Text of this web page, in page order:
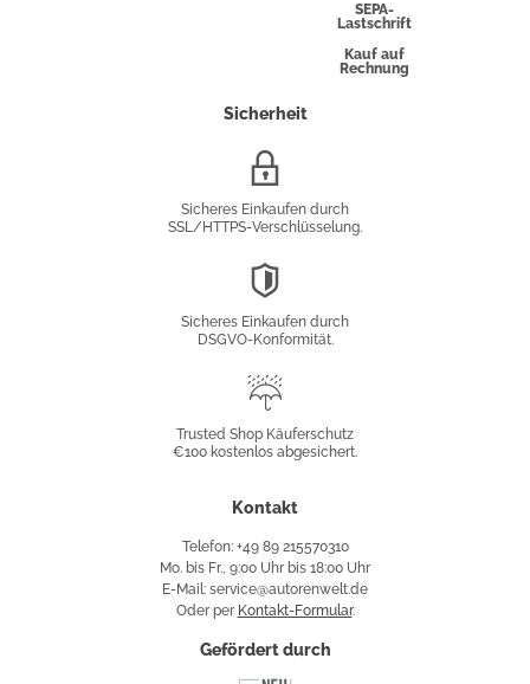
SEPA-
Lastschrift
Kauf auf
Rechnung
Sicherheit
Sicheres Einkaufen durch
SSL/HTTPS-Verschlüsselung.
Sicheres Einkaufen durch
DSGVO-Konformität.
Käuferschutz
Trusted Shop Käuferschutz
€100 kostenlos abgesichert.
Kontakt
Telefon: +49 89 215570310
Mo. bis Fr., 9:00 Uhr bis 18:00 Uhr
E-Mail: service@autorenwelt.de
Oder per Kontakt-Formular.
Gefördert durch